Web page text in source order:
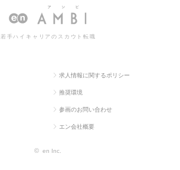
スティク ☆早期昇給あり✩未経験歓迎！の求人
若手ハイキャリアのスカウト転職
求人情報に関するポリシー
推奨環境
参画のお問い合わせ
エン会社概要
© en Inc.